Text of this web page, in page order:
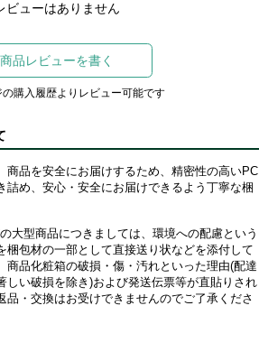
ビューはありません
商品レビューを書く
の購入履歴よりレビュー可能です
商品を安全にお届けするため、精密性の高いPC
詰め、安心・安全にお届けできるよう丁寧な梱
大型商品につきましては、環境への配慮という
梱包材の一部として直接送り状などを添付して
商品化粧箱の破損・傷・汚れといった理由(配達
しい破損を除き)および発送伝票等が直貼りされ
品・交換はお受けできませんのでご了承くださ